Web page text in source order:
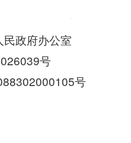
政府办公室
号
号